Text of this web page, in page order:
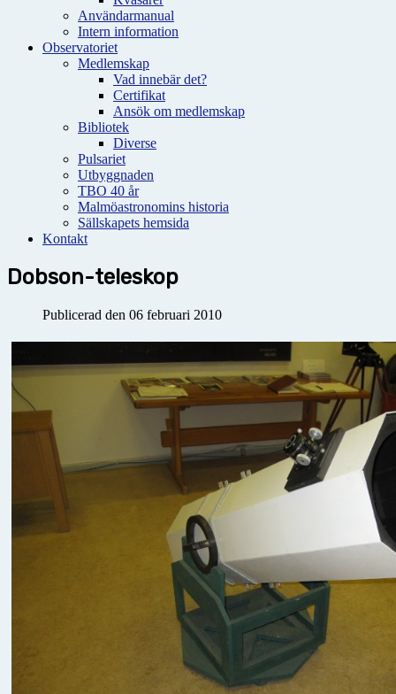
Användarmanual
Intern information
Observatoriet
Medlemskap
Vad innebär det?
Certifikat
Ansök om medlemskap
Bibliotek
Diverse
Pulsariet
Utbyggnaden
TBO 40 år
Malmöastronomins historia
Sällskapets hemsida
Kontakt
Dobson-teleskop
Publicerad den 06 februari 2010